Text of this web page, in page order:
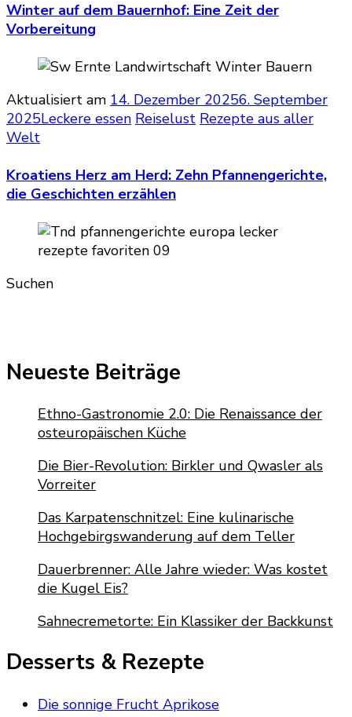
Winter auf dem Bauernhof: Eine Zeit der
Vorbereitung
Aktualisiert am 14. Dezember 20256. September
2025Leckere essen Reiselust Rezepte aus aller
Welt
Kroatiens Herz am Herd: Zehn Pfannengerichte,
die Geschichten erzählen
Suchen
Neueste Beiträge
Ethno-Gastronomie 2.0: Die Renaissance der
osteuropäischen Küche
Die Bier-Revolution: Birkler und Qwasler als
Vorreiter
Das Karpatenschnitzel: Eine kulinarische
Hochgebirgswanderung auf dem Teller
Dauerbrenner: Alle Jahre wieder: Was kostet
die Kugel Eis?
Sahnecremetorte: Ein Klassiker der Backkunst
Desserts & Rezepte
Die sonnige Frucht Aprikose